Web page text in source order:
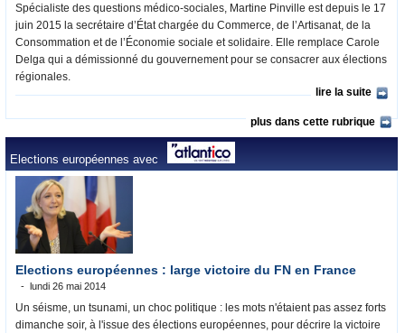
Spécialiste des questions médico-sociales, Martine Pinville est depuis le 17
juin 2015 la secrétaire d’État chargée du Commerce, de l’Artisanat, de la
Consommation et de l’Économie sociale et solidaire. Elle remplace Carole
Delga qui a démissionné du gouvernement pour se consacrer aux élections
régionales.
lire la suite
plus dans cette rubrique
Elections européennes avec
Elections européennes : large victoire du FN en France
lundi 26 mai 2014
Un séisme, un tsunami, un choc politique : les mots n'étaient pas assez forts
dimanche soir, à l'issue des élections européennes, pour décrire la victoire